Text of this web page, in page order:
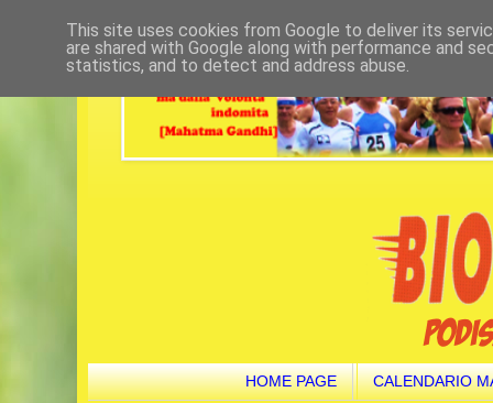
HOME PAGE CALENDARIO
This site uses cookies from Google to deliver its
are shared with Google along with performance and
statistics, and to detect and address abuse.